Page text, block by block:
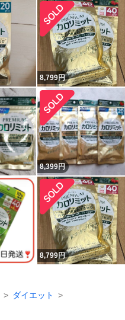
8,799円
8,399円
8,799円
ダイエット